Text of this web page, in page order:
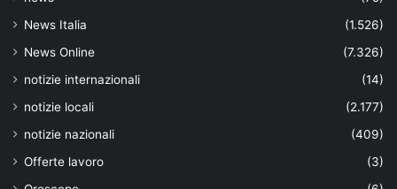
News Italia
(1.526)
News Online
(7.326)
notizie internazionali
(14)
notizie locali
(2.177)
notizie nazionali
(409)
Offerte lavoro
(3)